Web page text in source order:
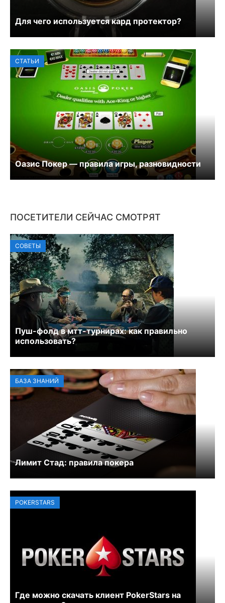
Для чего используется кард протектор?
СТАТЬИ
Оазис Покер — правила игры, разновидности
ПОСЕТИТЕЛИ СЕЙЧАС СМОТРЯТ
СОВЕТЫ
Пуш-фолд в мтт-турнирах: как правильно
использовать?
БАЗА ЗНАНИЙ
Лимит Стад: правила покера
POKERSTARS
Где можно скачать клиент PokerStars на